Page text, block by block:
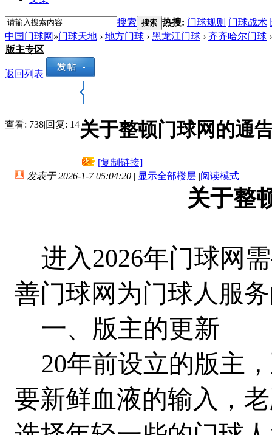
搜索 搜索 热搜: 门球规则 门球战术
中国门球网 »门球天地 › 地方门球 › 黑龙江门球 › 齐齐哈尔门球 ›
版主专区
返回列表
查看: 738|回复: 14关于整顿门球网的通
[复制链接]
发表于 2026-1-7 05:04:20 | 显示全部楼层 |阅读模式
关于整
进入2026年门球网
善门球网为门球人服
一、版主的更新
20年前设立的版主
要新鲜血液的输入，